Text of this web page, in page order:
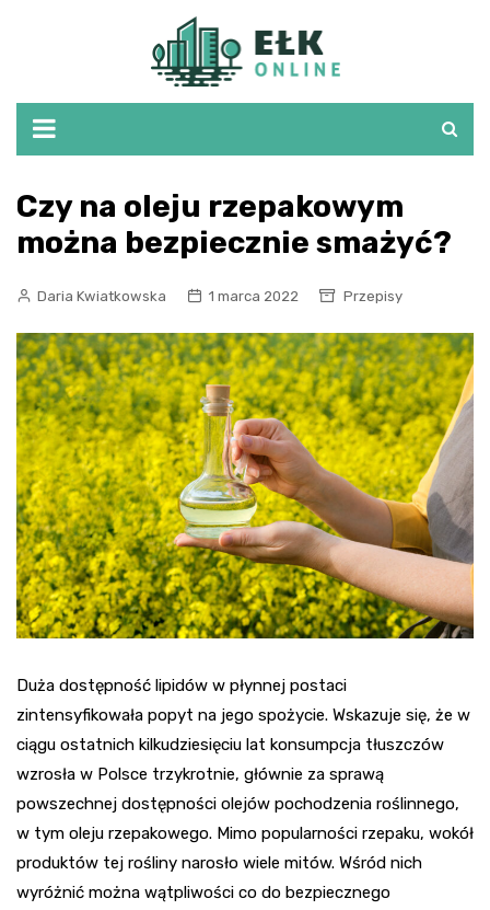
Czy na oleju rzepakowym
można bezpiecznie smażyć?
Daria Kwiatkowska 1 marca 2022 Przepisy
Duża dostępność lipidów w płynnej postaci
zintensyfikowała popyt na jego spożycie. Wskazuje się, że w
ciągu ostatnich kilkudziesięciu lat konsumpcja tłuszczów
wzrosła w Polsce trzykrotnie, głównie za sprawą
powszechnej dostępności olejów pochodzenia roślinnego,
w tym oleju rzepakowego. Mimo popularności rzepaku, wokół
produktów tej rośliny narosło wiele mitów. Wśród nich
wyróżnić można wątpliwości co do bezpiecznego